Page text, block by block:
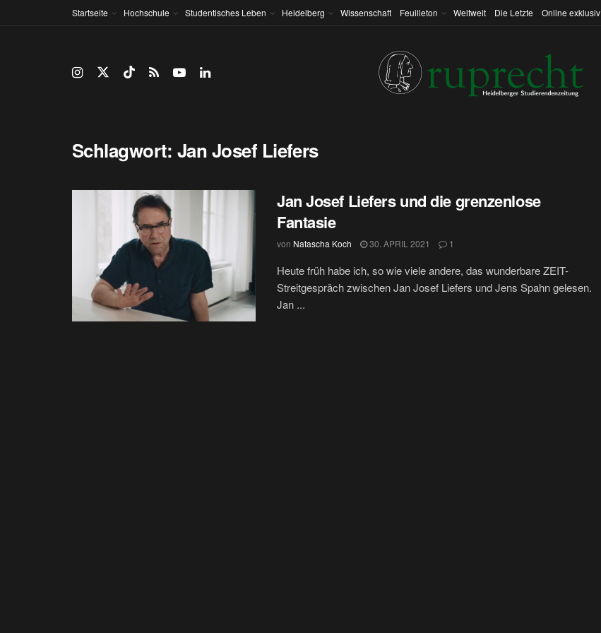
Startseite Hochschule Studentisches Leben Heidelberg Wissenschaft Feuilleton Weltweit Die Letzte Online exklusiv
Schlagwort: Jan Josef Liefers
Jan Josef Liefers und die grenzenlose
Fantasie
von Natascha Koch 30. APRIL 2021 1
Heute früh habe ich, so wie viele andere, das wunderbare ZEIT-
Streitgespräch zwischen Jan Josef Liefers und Jens Spahn gelesen.
Jan ...